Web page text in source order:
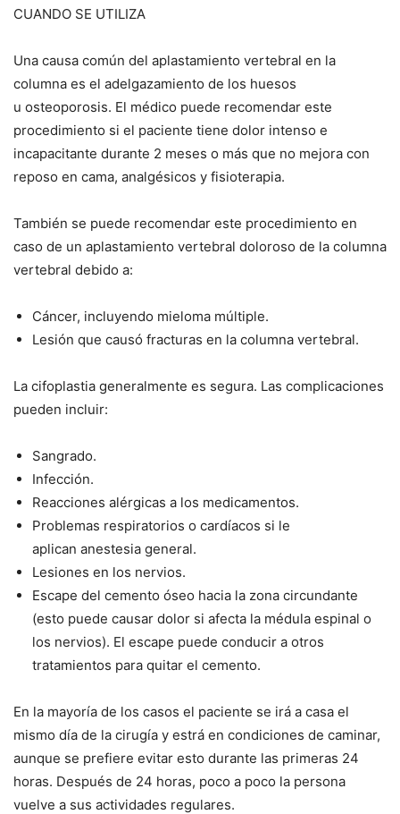
CUANDO SE UTILIZA
Una causa común del aplastamiento vertebral en la
columna es el adelgazamiento de los huesos
u osteoporosis. El médico puede recomendar este
procedimiento si el paciente tiene dolor intenso e
incapacitante durante 2 meses o más que no mejora con
reposo en cama, analgésicos y fisioterapia.
También se puede recomendar este procedimiento en
caso de un aplastamiento vertebral doloroso de la columna
vertebral debido a:
Cáncer, incluyendo mieloma múltiple.
Lesión que causó fracturas en la columna vertebral.
La cifoplastia generalmente es segura. Las complicaciones
pueden incluir:
Sangrado.
Infección.
Reacciones alérgicas a los medicamentos.
Problemas respiratorios o cardíacos si le
aplican anestesia general.
Lesiones en los nervios.
Escape del cemento óseo hacia la zona circundante
(esto puede causar dolor si afecta la médula espinal o
los nervios). El escape puede conducir a otros
tratamientos para quitar el cemento.
En la mayoría de los casos el paciente se irá a casa el
mismo día de la cirugía y estrá en condiciones de caminar,
aunque se prefiere evitar esto durante las primeras 24
horas. Después de 24 horas, poco a poco la persona
vuelve a sus actividades regulares.